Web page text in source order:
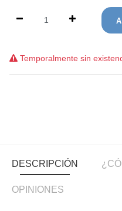
Temporalmente sin
DESCRIPCIÓN
OPINIONES